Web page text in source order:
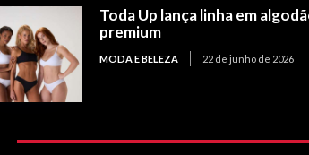
Toda Up lança linha em
premium
MODA E BELEZA 22 de junho de 2026